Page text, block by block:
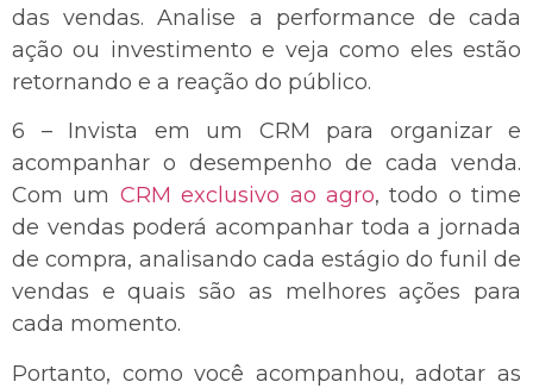
das vendas. Analise a performance de cada
ação ou investimento e veja como eles estão
retornando e a reação do público.
6 – Invista em um CRM para organizar e
acompanhar o desempenho de cada venda.
Com um CRM exclusivo ao agro, todo o time
de vendas poderá acompanhar toda a jornada
de compra, analisando cada estágio do funil de
vendas e quais são as melhores ações para
cada momento.
Portanto, como você acompanhou, adotar as